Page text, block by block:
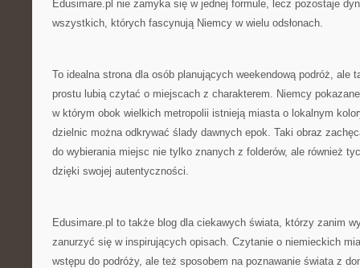
Edusimare.pl nie zamyka się w jednej formule, lecz pozostaje
wszystkich, których fascynują Niemcy w wielu odsłonach.
To idealna strona dla osób planujących weekendową podróż, ale
prostu lubią czytać o miejscach z charakterem. Niemcy
w którym obok wielkich metropolii istnieją miasta o lokalnym
dzielnic można odkrywać ślady dawnych epok. Taki obraz
do wybierania miejsc nie tylko znanych z folderów, ale również
dzięki swojej autentyczności.
Edusimare.pl to także blog dla ciekawych świata, którzy zanim
zanurzyć się w inspirujących opisach. Czytanie o niemieckich
wstępu do podróży, ale też sposobem na poznawanie świata z